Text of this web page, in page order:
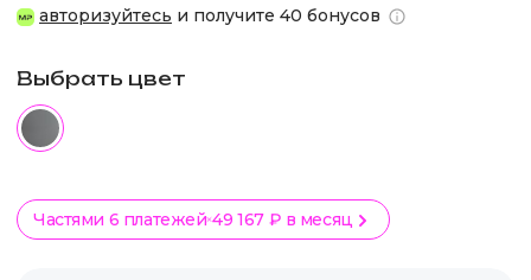
авторизуйтесь и получите 40 бонусов
Выбрать цвет
Частями 6 платежей 49 167 ₽ в месяц